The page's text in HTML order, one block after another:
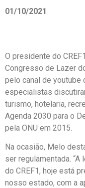
01/10/2021
O presidente do
Congresso de Lazer
pelo canal de youtube
especialistas
turismo, hotelaria,
Agenda 2030 para o
pela ONU em 2015.
Na ocasião, Melo
ser regulamentada.
do CREF1, hoje está
nosso estado, com a